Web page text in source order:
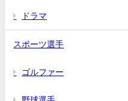
ドラマ
スポーツ選手
ゴルファー